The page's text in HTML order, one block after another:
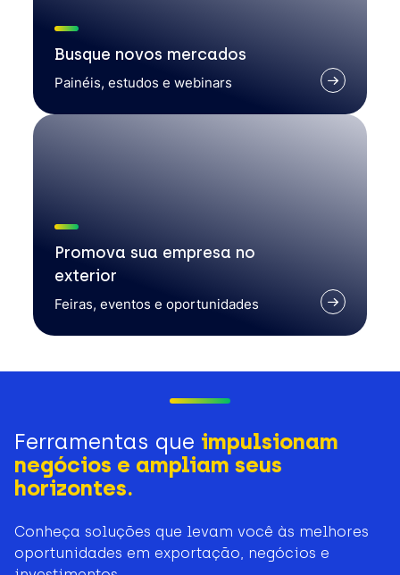
Busque novos mercados
Painéis, estudos e webinars
Promova sua empresa no
exterior
Feiras, eventos e oportunidades
Ferramentas que impulsionam
negócios e ampliam seus
horizontes.
Conheça soluções que levam você às melhores
oportunidades em exportação, negócios e